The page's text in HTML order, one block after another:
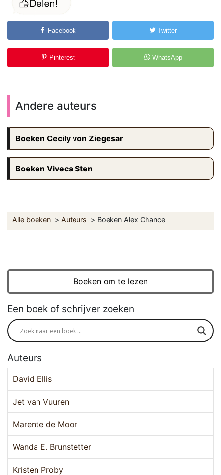
Facebook Twitter
Pinterest WhatsApp
Andere auteurs
Boeken Cecily von Ziegesar
Boeken Viveca Sten
Alle boeken Auteurs Boeken Alex Chance
Boeken om te lezen
Een boek of schrijver zoeken
Auteurs
David Ellis
Jet van Vuuren
Marente de Moor
Wanda E. Brunstetter
Kristen Proby